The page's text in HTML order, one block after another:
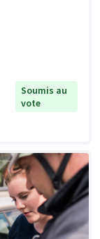
Soumis au
vote